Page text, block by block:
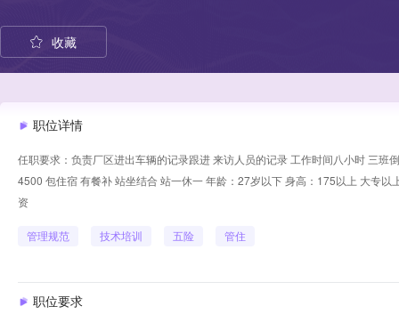
收藏
职位详情
任职要求：负责厂区进出车辆的记录跟进 来访人员的记录 工作时间八小时 三
4500 包住宿 有餐补 站坐结合 站一休一 年龄：27岁以下 身高：175以上 大专
资
管理规范 技术培训 五险 管住
职位要求